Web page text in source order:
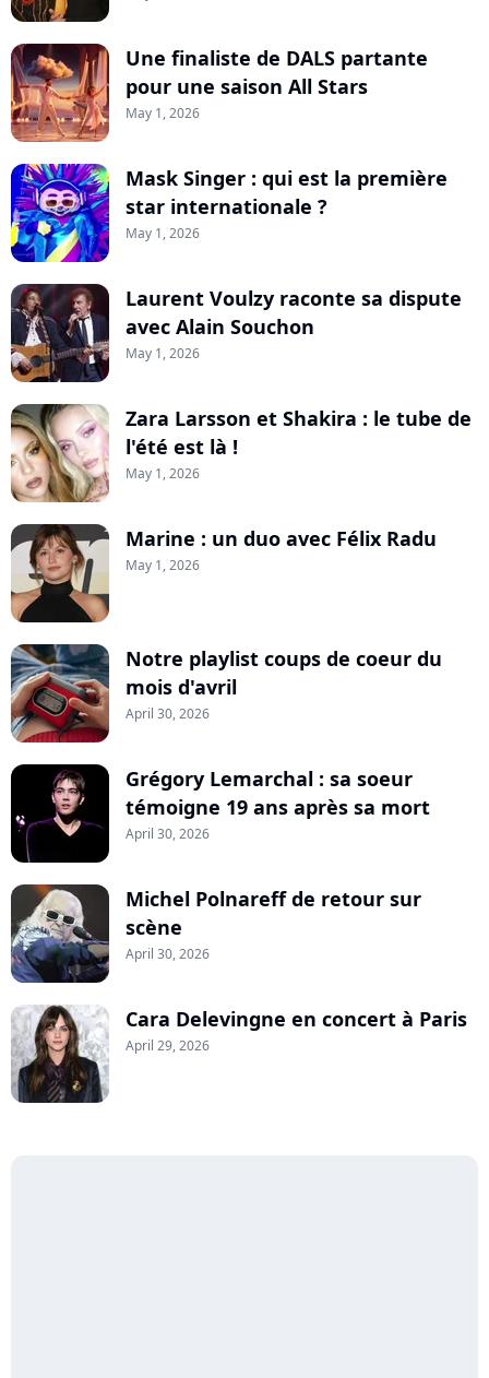
Une finaliste de DALS partante
pour une saison All Stars
May 1, 2026
Mask Singer : qui est la première
star internationale ?
May 1, 2026
Laurent Voulzy raconte sa dispute
avec Alain Souchon
May 1, 2026
Zara Larsson et Shakira : le tube de
l'été est là !
May 1, 2026
Marine : un duo avec Félix Radu
May 1, 2026
Notre playlist coups de coeur du
mois d'avril
April 30, 2026
Grégory Lemarchal : sa soeur
témoigne 19 ans après sa mort
April 30, 2026
Michel Polnareff de retour sur
scène
April 30, 2026
Cara Delevingne en concert à Paris
April 29, 2026